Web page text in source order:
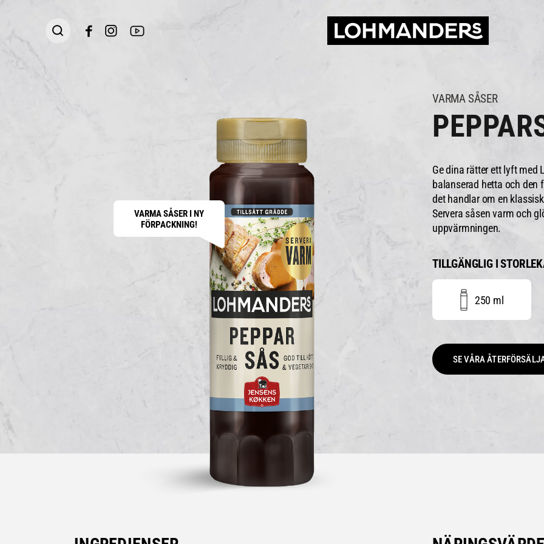
VARMA SÅSER I NY
FÖRPACKNING!
VARMA SÅSER
Ge dina rätter ett lyft med
balanserad hetta och
det handlar om en
Servera såsen varm och
uppvärmningen.
TILLGÄNGLIG I
250 ml
SE VÅRA